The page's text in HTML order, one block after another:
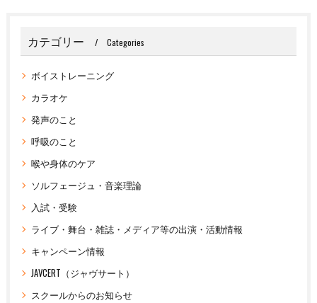
カテゴリー Categories
ボイストレーニング
カラオケ
発声のこと
呼吸のこと
喉や身体のケア
ソルフェージュ・音楽理論
入試・受験
ライブ・舞台・雑誌・メディア等の出演・活動情報
キャンペーン情報
JAVCERT（ジャヴサート）
スクールからのお知らせ